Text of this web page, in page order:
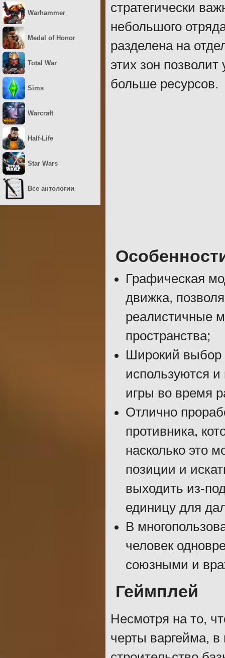
стратегически
небольшого
разделена на
этих зон
больше ресурсов.
Графическая
движка,
реалистичные
пространства;
Широкий выбор
используются
игры во время
Отлично
противника,
насколько это
позиции и
выходить из-
единицу для
В
человек
союзными и
Геймплей
Несмотря на то,
черты варгейма, в
Warhammer
Medal of Honor
Total War
Sims
Warcraft
Half-Life
Star Wars
Все антологии